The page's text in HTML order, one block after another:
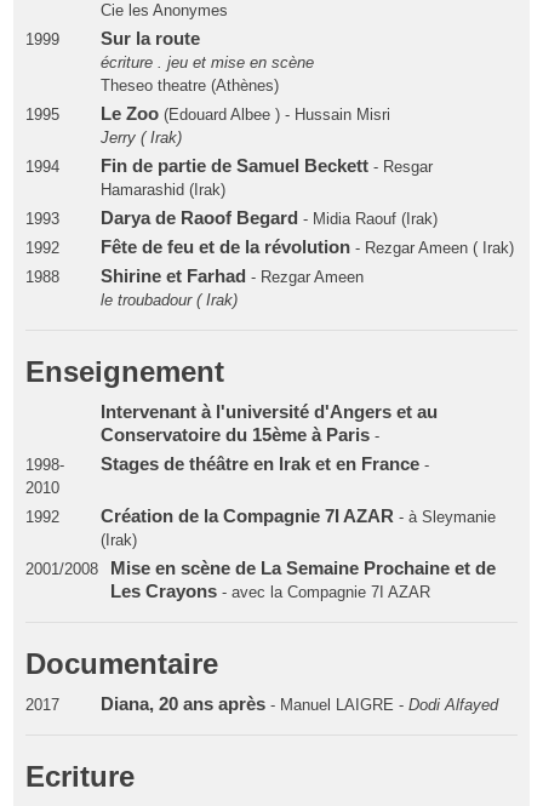
Cie les Anonymes
1999
Sur la route
écriture . jeu et mise en scène
Theseo theatre (Athènes)
1995
Le Zoo (Edouard Albee ) - Hussain Misri
Jerry ( Irak)
1994
Fin de partie de Samuel Beckett - Resgar
Hamarashid (Irak)
1993
Darya de Raoof Begard - Midia Raouf (Irak)
1992
Fête de feu et de la révolution - Rezgar Ameen ( Irak)
1988
Shirine et Farhad - Rezgar Ameen
le troubadour ( Irak)
Enseignement
Intervenant à l'université d'Angers et au
Conservatoire du 15ème à Paris-
1998-
2010
Stages de théâtre en Irak et en France-
1992 Création de la Compagnie 7I AZAR - à Sleymanie
(Irak)
2001/2008
Mise en scène de La Semaine Prochaine et de
Les Crayons - avec la Compagnie 7I AZAR
Documentaire
2017 Diana, 20 ans après- Manuel LAIGRE - Dodi Alfayed
Ecriture